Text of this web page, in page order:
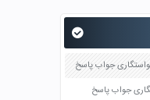
جواب پاسخ
جواب پاسخ